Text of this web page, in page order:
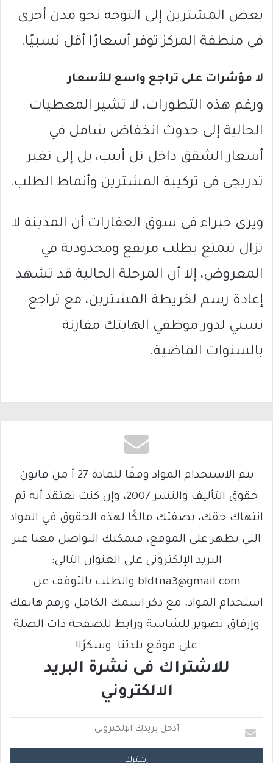
بعض المشترين إلى التوجه نحو مدن أخرى
في منطقة المركز توفر أسعارًا أقل نسبيًا.
لا مؤشرات على تراجع واسع للأسعار
ورغم هذه التطورات، لا تشير المعطيات
الحالية إلى حدوث انخفاض شامل في
أسعار الشقق داخل تل أبيب، بل إلى تغير
تدريجي في تركيبة المشترين وأنماط الطلب.
ويرى خبراء في سوق العقارات أن المدينة لا
تزال تتمتع بطلب مرتفع ومحدودية في
المعروض، إلا أن المرحلة الحالية قد تشهد
إعادة رسم لخريطة المشترين، مع تراجع
نسبي لدور موظفي الهايتك مقارنة
بالسنوات الماضية.
يتم الاستخدام المواد وفقًا للمادة 27 أ من قانون
حقوق التأليف والنشر 2007، وإن كنت تعتقد أنه تم
انتهاك حقك، بصفتك مالكًا لهذه الحقوق في المواد
التي تظهر على الموقع، فيمكنك التواصل معنا عبر
البريد الإلكتروني على العنوان التالي:
bldtna3@gmail.com والطلب بالتوقف عن
استخدام المواد، مع ذكر اسمك الكامل ورقم هاتفك
وإرفاق تصوير للشاشة ورابط للصفحة ذات الصلة
على موقع بلدتنا. وشكرًا!
للاشتراك فى نشرة البريد
الالكتروني
د